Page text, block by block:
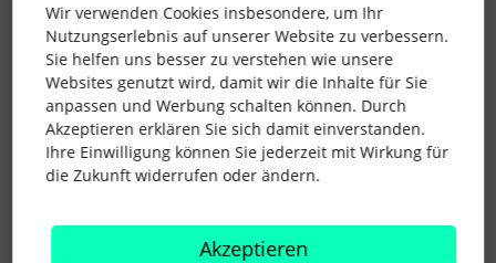
SarahHen ANTWORT Forum|Forum|1 year ago
@JaSch,
leider ist es nicht möglich für die Anwesenheit
unterschiedliche Genehmigungsprozesse einzurichten.
Personio kennt nur eine Anwesenheit (nicht wie bei
Abwesenheiten, bei denen es verschiedene gibt) und kann
daher nur einen Genehmigungsprozess hinterlegen.
Wir verwenden Cookies insbesondere, um Ihr
Nutzungserlebnis auf unserer Website zu verbessern.
Sie helfen uns besser zu verstehen wie unsere
Websites genutzt wird, damit wir die Inhalte für Sie
anpassen und Werbung schalten können. Durch
Akzeptieren erklären Sie sich damit einverstanden.
Ihre Einwilligung können Sie jederzeit mit Wirkung für
die Zukunft widerrufen oder ändern.
Akzeptieren